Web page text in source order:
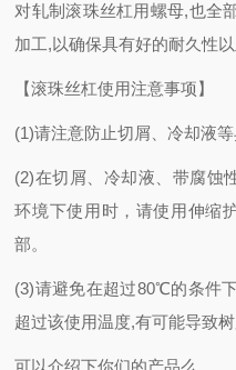
对轧制滚珠丝杠用螺母,也全
加工,以确保具有好的耐久性
【滚珠丝杠使用注意事项】
(1)请注意防止切屑、冷却液
(2)在切屑、冷却液、带腐蚀
环境下使用时，请使用伸缩
部。
(3)请避免在超过80℃的条件
超过该使用温度,有可能导致
可以介绍下你们的产品么